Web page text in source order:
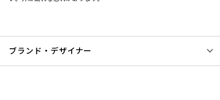
ブランド・デザイナー